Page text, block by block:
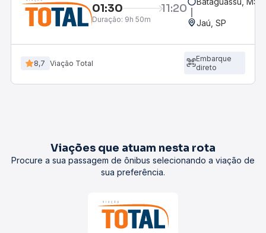
01:30 11:20
Duração: 9h 50m Jaú, SP
8,7 Viação Total
Embarque
direto
Viações que atuam nesta rota
Procure a sua passagem de ônibus selecionando a viação de
sua preferência.